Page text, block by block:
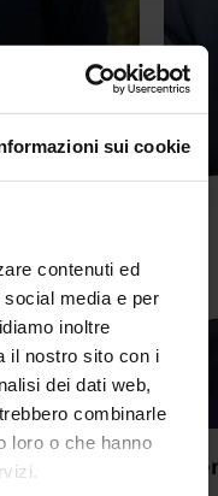
sui cookie
contenuti ed
media e per
inoltre
il nostro sito con i
dei dati web,
combinarle
loro o che hanno
del